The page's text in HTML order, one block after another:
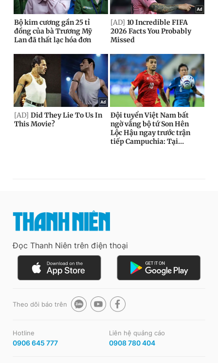
Đọc Thanh Niên trên điện thoại
Theo dõi báo trên
Hotline
0906 645 777
Liên hệ quảng cáo
0908 780 404